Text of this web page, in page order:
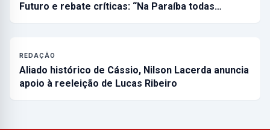
Futuro e rebate críticas: “Na Paraíba todas…
REDAÇÃO
Aliado histórico de Cássio, Nilson Lacerda anuncia
apoio à reeleição de Lucas Ribeiro